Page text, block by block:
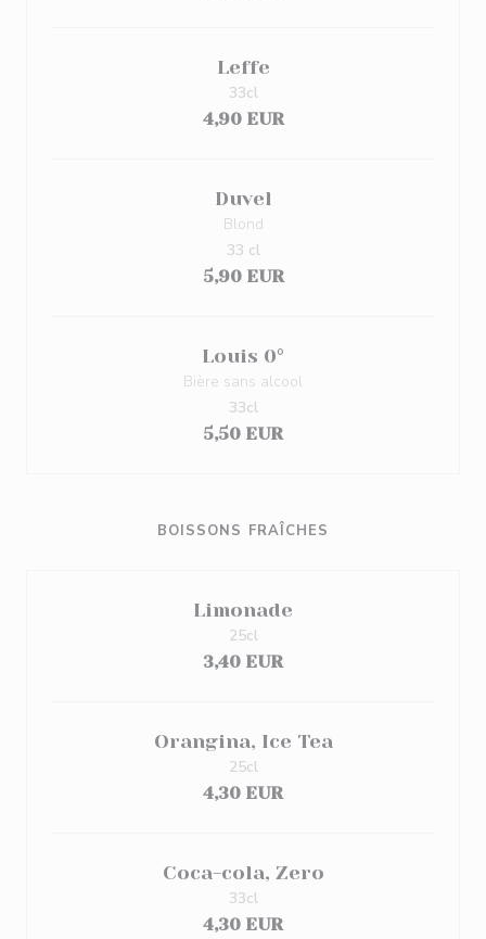
Leffe
4,90 EUR
33cl
Duvel
Blond
5,90 EUR
33 cl
Louis 0°
Bière sans alcool
5,50 EUR
33cl
BOISSONS FRAÎCHES
Limonade
3,40 EUR
25cl
Orangina, Ice Tea
4,30 EUR
25cl
Coca-cola, Zero
4,30 EUR
33cl